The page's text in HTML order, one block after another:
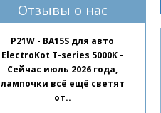
Отзывы о нас
P21W - BA15S для авто
ElectroKot T-series 5000K -
Сейчас июль 2026 года,
лампочки всё ещё светят
от..